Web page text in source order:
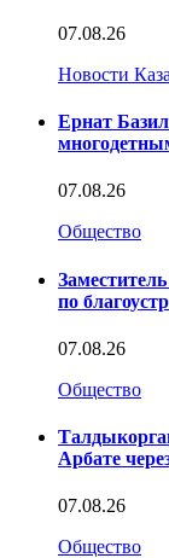
07.08.26
Новости
Ернат
07.08.26
Общество
по
07.08.26
Общество
Арбате
07.08.26
Общество